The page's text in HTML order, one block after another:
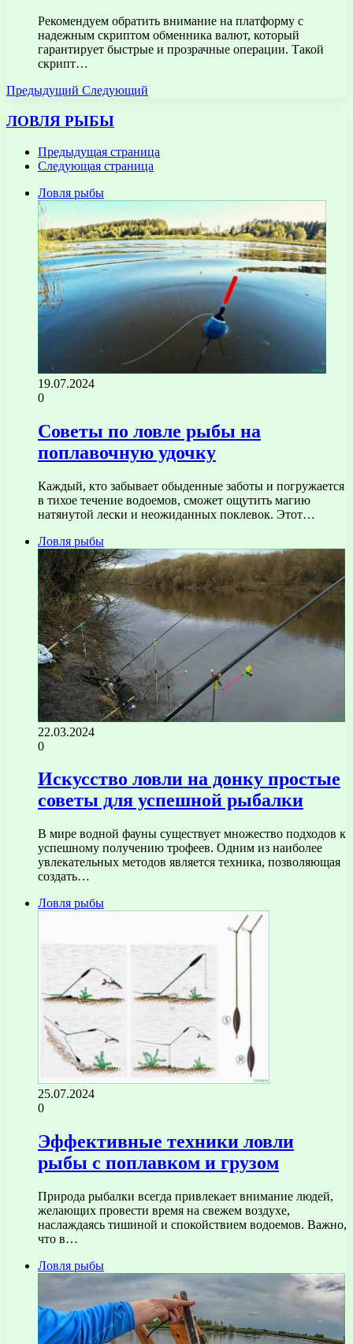
Рекомендуем обратить внимание на платформу с
надежным скриптом обменника валют, который
гарантирует быстрые и прозрачные операции. Такой
скрипт…
Предыдущий Следующий
ЛОВЛЯ РЫБЫ
Предыдущая страница
Следующая страница
Ловля рыбы
19.07.2024
0
Советы по ловле рыбы на
поплавочную удочку
Каждый, кто забывает обыденные заботы и погружается
в тихое течение водоемов, сможет ощутить магию
натянутой лески и неожиданных поклевок. Этот…
Ловля рыбы
22.03.2024
0
Искусство ловли на донку простые
советы для успешной рыбалки
В мире водной фауны существует множество подходов к
успешному получению трофеев. Одним из наиболее
увлекательных методов является техника, позволяющая
создать…
Ловля рыбы
25.07.2024
0
Эффективные техники ловли
рыбы с поплавком и грузом
Природа рыбалки всегда привлекает внимание людей,
желающих провести время на свежем воздухе,
наслаждаясь тишиной и спокойствием водоемов. Важно,
что в…
Ловля рыбы